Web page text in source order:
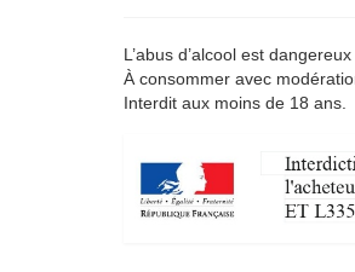
L’abus d’alcool est
À consommer avec
Interdit aux moins de 18 ans.